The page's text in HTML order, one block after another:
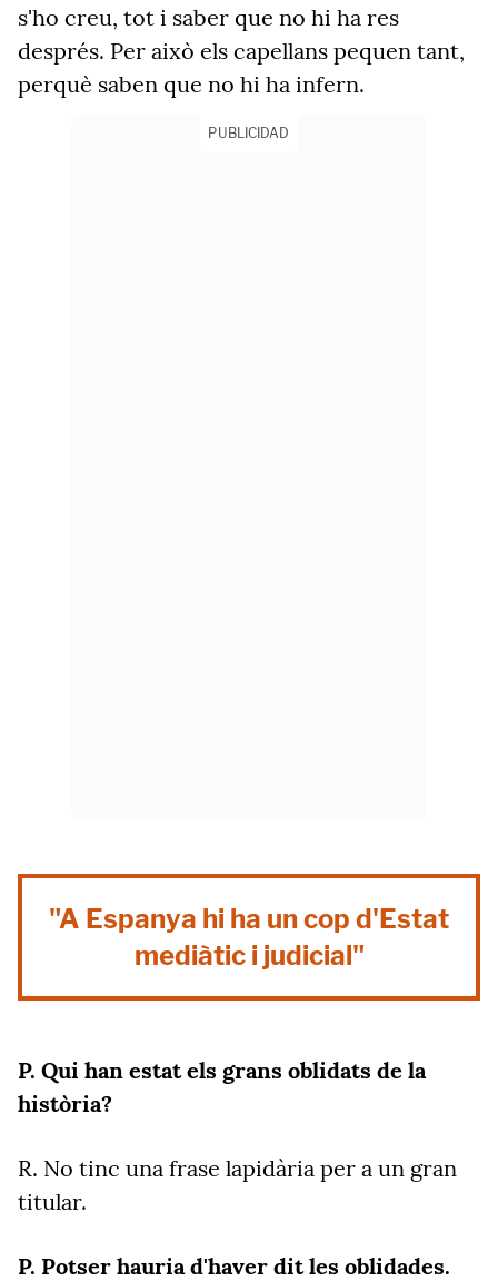
s'ho creu, tot i saber que no hi ha res
després. Per això els capellans pequen tant,
perquè saben que no hi ha infern.
PUBLICIDAD
"A Espanya hi ha un cop d'Estat
mediàtic i judicial"
P. Qui han estat els grans oblidats de la
història?
R. No tinc una frase lapidària per a un gran
titular.
P. Potser hauria d'haver dit les oblidades.